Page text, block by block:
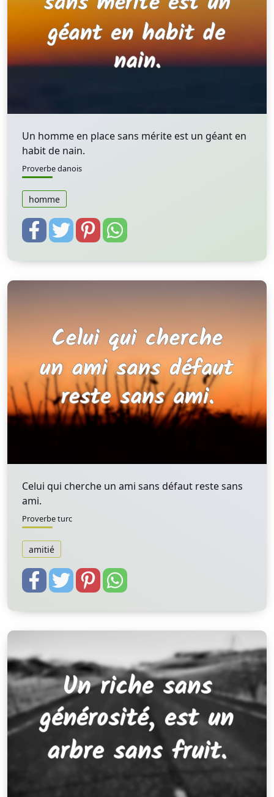
Un homme en place sans mérite est un géant en
habit de nain.
Proverbe danois
homme
Celui qui cherche un ami sans défaut reste sans
ami.
Proverbe turc
amitié